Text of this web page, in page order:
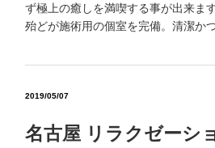
ず極上の癒しを満喫する事が出来ま
殆どが施術用の個室を完備。清潔か
2019/05/07
名古屋 リラクゼーシ